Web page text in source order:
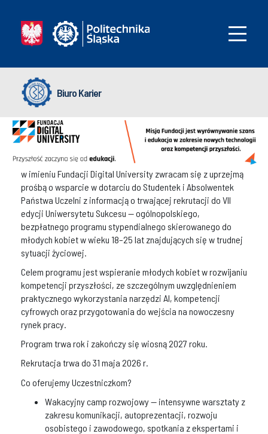
Biuro Karier
w imieniu Fundacji Digital University zwracam się z uprzejmą
prośbą o wsparcie w dotarciu do Studentek i Absolwentek
Państwa Uczelni z informacją o trwającej rekrutacji do VII
edycji Uniwersytetu Sukcesu — ogólnopolskiego,
bezpłatnego programu stypendialnego skierowanego do
młodych kobiet w wieku 18–25 lat znajdujących się w trudnej
sytuacji życiowej.
Celem programu jest wspieranie młodych kobiet w rozwijaniu
kompetencji przyszłości, ze szczególnym uwzględnieniem
praktycznego wykorzystania narzędzi AI, kompetencji
cyfrowych oraz przygotowania do wejścia na nowoczesny
rynek pracy.
Program trwa rok i zakończy się wiosną 2027 roku.
Rekrutacja trwa do 31 maja 2026 r.
Co oferujemy Uczestniczkom?
Wakacyjny camp rozwojowy — intensywne warsztaty z
zakresu komunikacji, autoprezentacji, rozwoju
osobistego i zawodowego, spotkania z ekspertami i